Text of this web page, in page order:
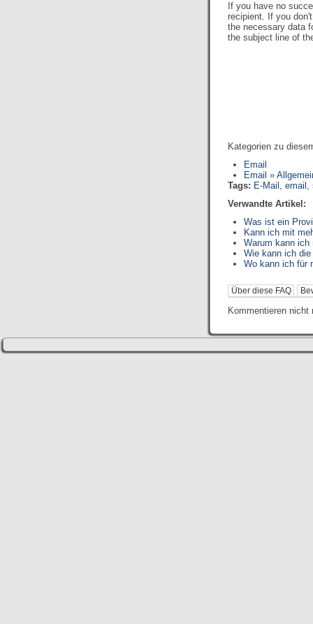
If you have no
recipient. If you
the necessary data
the subject line of
Kategorien zu
Email
Email »
Tags: E-Mail , email ,
Verwandte Artikel:
Was ist ein
Kann ich mit
Warum kann ich
Wie kann ich
Wo kann ich für
Über diese FAQ
Kommentieren nicht